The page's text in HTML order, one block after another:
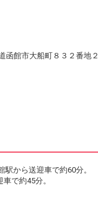
函館市大船町８３２番地２
駅から送迎車で約60分。
で約45分。